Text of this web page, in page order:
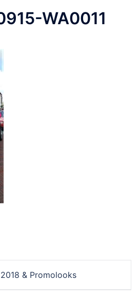
WA0011
& Promolooks